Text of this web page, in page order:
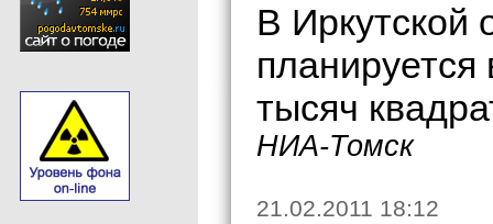
В Иркутской
планируется
тысяч
НИА-Томск
21.02.2011 18:12